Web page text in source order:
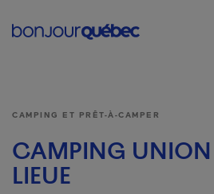
Main
CAMPING ET PRÊT-À-CAMPER
CAMPING UNION
LIEUE